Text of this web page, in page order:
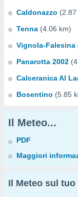
Caldonazzo (2.87
Tenna (4.06 km)
Vignola-Falesina
Panarotta 2002
Calceranica Al
Bosentino (5.85
Il Meteo...
PDF
Maggiori
Il Meteo sul